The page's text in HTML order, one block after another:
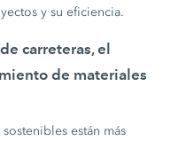
y su eficiencia.
carreteras, el
de materiales
están más